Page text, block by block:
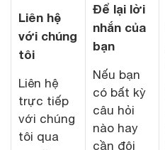
Liên hệ
với chúng
tôi
Liên hệ
trực tiếp
với chúng
tôi qua
Để lại lời
nhắn của
bạn
Nếu bạn
có bất kỳ
câu hỏi
nào hay
cần đội